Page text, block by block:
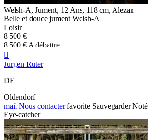
Welsh-A, Jument, 12 Ans, 118 cm, Alezan
Belle et douce jument Welsh-A
Loisir
8 500 €
8 500 € A débattre

Jürgen Rüter
DE
Oldendorf
mail Nous contacter favorite Sauvegarder Noté
Eye-catcher